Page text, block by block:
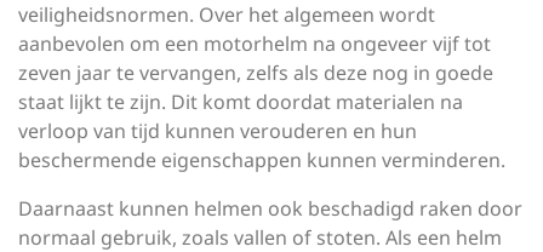
veiligheidsnormen. Over het algemeen wordt
aanbevolen om een motorhelm na ongeveer vijf tot
zeven jaar te vervangen, zelfs als deze nog in goede
staat lijkt te zijn. Dit komt doordat materialen na
verloop van tijd kunnen verouderen en hun
beschermende eigenschappen kunnen verminderen.
Daarnaast kunnen helmen ook beschadigd raken door
normaal gebruik, zoals vallen of stoten. Als een helm